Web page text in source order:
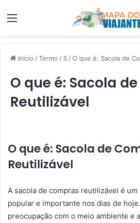
Menu
Início /Termo / S /O que é: Sacola de
O que é: Sacola
Reutilizável
O que é: Sacola de
Reutilizável
A sacola de compras reutilizável é um
popular e importante nos dias de
preocupação com o meio ambiente e